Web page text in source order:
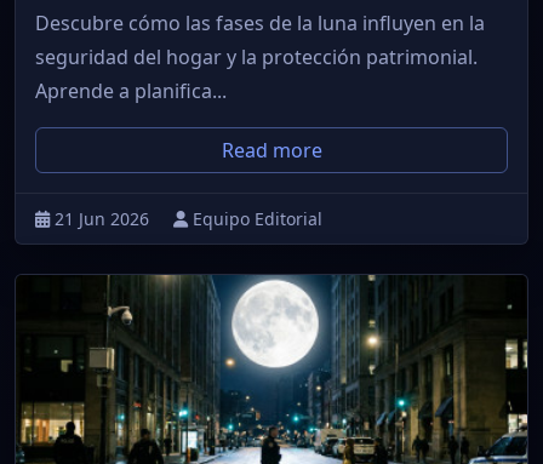
Descubre cómo las fases de la luna influyen en la
seguridad del hogar y la protección patrimonial.
Aprende a planifica...
Read more
21 Jun 2026 Equipo Editorial